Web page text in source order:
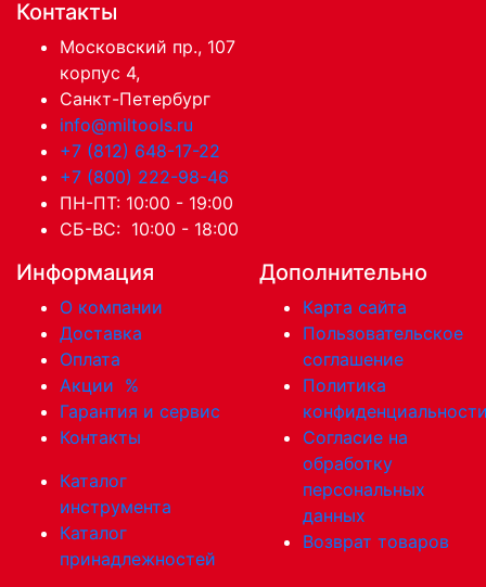
Контакты
Московский пр., 107
корпус 4,
Санкт-Петербург
info@miltools.ru
+7 (812) 648-17-22
+7 (800) 222-98-46
ПН-ПТ: 10:00 - 19:00
СБ-ВС: 10:00 - 18:00
Информация
О компании
Доставка
Оплата
Акции %
Гарантия и сервис
Контакты
Каталог
инструмента
Каталог
принадлежностей
Дополнительно
Карта сайта
Пользовательское
соглашение
Политика
Согласие на
обработку
персональных
данных
Возврат товаров